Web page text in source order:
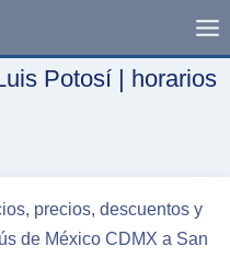
Potosí | horarios
precios, descuentos y
de México CDMX a San